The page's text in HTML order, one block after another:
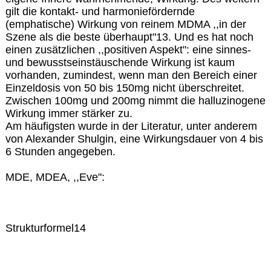
gilt die kontakt- und harmoniefördernde
(emphatische) Wirkung von reinem MDMA ,,in der
Szene als die beste überhaupt"13. Und es hat noch
einen zusätzlichen ,,positiven Aspekt": eine sinnes-
und bewusstseinstäuschende Wirkung ist kaum
vorhanden, zumindest, wenn man den Bereich einer
Einzeldosis von 50 bis 150mg nicht überschreitet.
Zwischen 100mg und 200mg nimmt die halluzinogene
Wirkung immer stärker zu.
Am häufigsten wurde in der Literatur, unter anderem
von Alexander Shulgin, eine Wirkungsdauer von 4 bis
6 Stunden angegeben.
MDE, MDEA, ,,Eve":
Strukturformel14